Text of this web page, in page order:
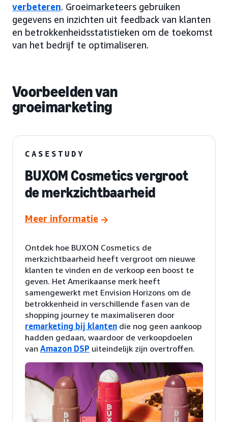
verbeteren. Groeimarketeers gebruiken
gegevens en inzichten uit feedback van klanten
en betrokkenheidsstatistieken om de toekomst
van het bedrijf te optimaliseren.
Voorbeelden van
groeimarketing
CASESTUDY
BUXOM Cosmetics vergroot
de merkzichtbaarheid
Meer informatie
Ontdek hoe BUXON Cosmetics de
merkzichtbaarheid heeft vergroot om nieuwe
klanten te vinden en de verkoop een boost te
geven. Het Amerikaanse merk heeft
samengewerkt met Envision Horizons om de
betrokkenheid in verschillende fasen van de
shopping journey te maximaliseren door
remarketing bij klanten die nog geen aankoop
hadden gedaan, waardoor de verkoopdoelen
van Amazon DSP uiteindelijk zijn overtroffen.